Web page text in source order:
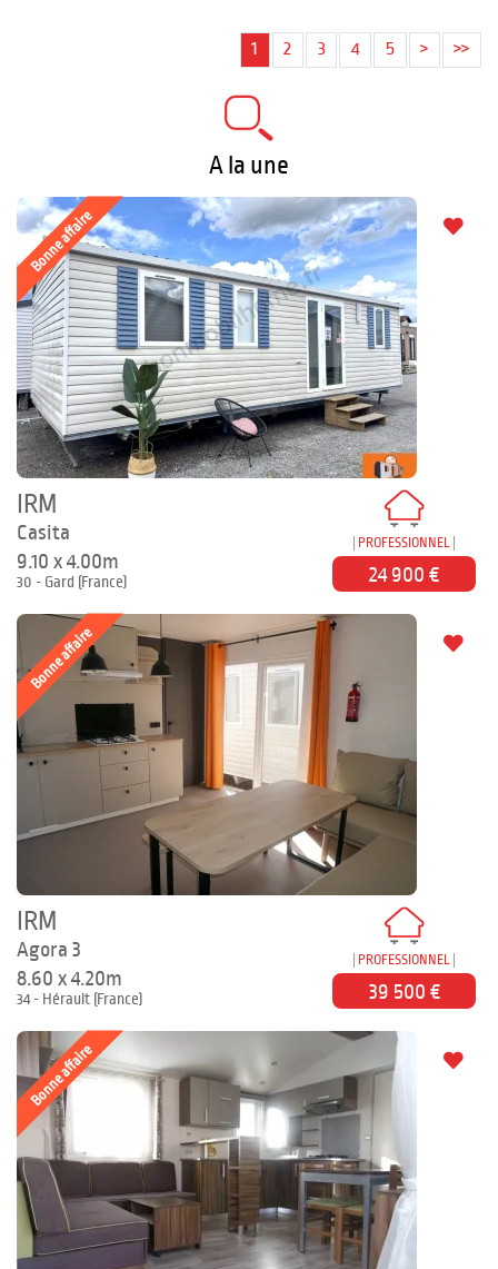
1 2 3 4 5 > >>
A la une
Bonne affaire
IRM
Casita
9.10 x 4.00m
30 - Gard (France)
PROFESSIONNEL
24 900 €
Bonne affaire
IRM
Agora 3
8.60 x 4.20m
34 - Hérault (France)
PROFESSIONNEL
39 500 €
Bonne affaire